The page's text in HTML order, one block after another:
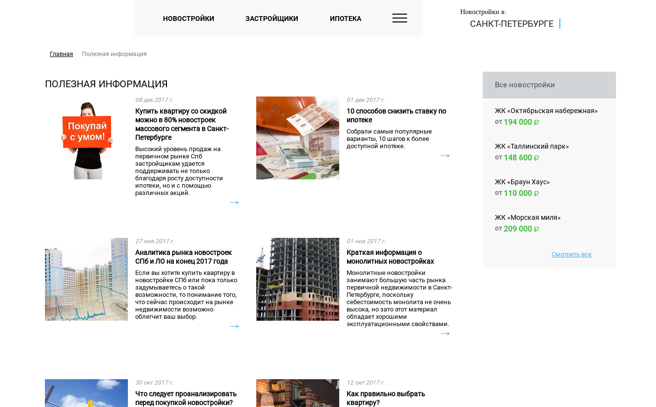
НОВОСТРОЙКИ ЗАСТРОЙЩИКИ ИПОТЕКА
Новостройки в:
САНКТ-ПЕТЕРБУРГЕ
Главная Полезная информация
ПОЛЕЗНАЯ ИНФОРМАЦИЯ
08 дек 2017 г.
Купить квартиру со скидкой
можно в 80% новостроек
массового сегмента в Санкт-
Петербурге
Высокий уровень продаж на
первичном рынке Спб
застройщикам удается
поддерживать не только
благодаря росту доступности
ипотеки, но и с помощью
различных акций.
→
01 дек 2017 г.
10 способов снизить ставку по
ипотеке
Собрали самые популярные
варианты, 10 шагов к более
доступной ипотеке.
→
27 ноя 2017 г.
Аналитика рынка новостроек
СПб и ЛО на конец 2017 года
Если вы хотите купить квартиру в
новостройке СПб или пока только
задумываетесь о такой
возможности, то понимание того,
что сейчас происходит на рынке
недвижимости возможно
облегчит ваш выбор.
→
01 ноя 2017 г.
Краткая информация о
монолитных новостройках
Монолитные новостройки
занимают большую часть рынка
первичной недвижимости в Санкт-
Петербурге, поскольку
себестоимость монолита не очень
высока, но зато этот материал
обладает хорошими
эксплуатационными свойствами.
→
30 окт 2017 г.
Что следует проанализировать
перед покупкой новостройки?
12 окт 2017 г.
Как правильно выбрать
квартиру?
Все новостройки
ЖК «Октябрьская набережная»
от 194 000
ЖК «Таллинский парк»
от 148 600
ЖК «Браун Хаус»
от 110 000
ЖК «Морская миля»
от209 000
Смотреть все